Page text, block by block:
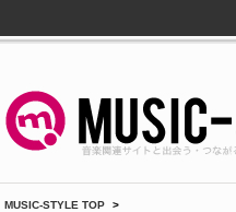
MUSIC-STYLE TOP >